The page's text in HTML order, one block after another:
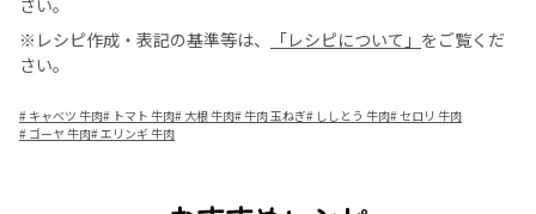
※レシピ作成・表記の基準等は、
「レシピについて」 をご覧くだ
さい。
# キャベツ 牛肉# トマト 牛肉# 大根 牛肉#牛肉 玉ねぎ# ししとう 牛肉#セロリ 牛肉
# ゴーヤ 牛肉#エリンギ 牛肉